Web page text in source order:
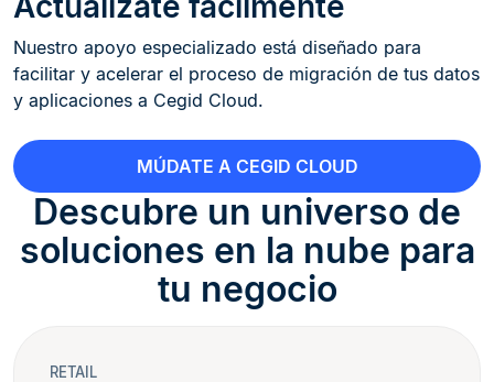
Nuestro apoyo especializado está diseñado para
facilitar y acelerar el proceso de migración de tus datos
y aplicaciones a Cegid Cloud.
MÚDATE A CEGID CLOUD
Descubre un universo de
soluciones en la nube para
tu negocio
RETAIL